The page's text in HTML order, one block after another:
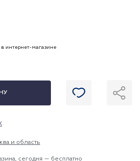
в интернет-магазине
и область
сегодня — бесплатно